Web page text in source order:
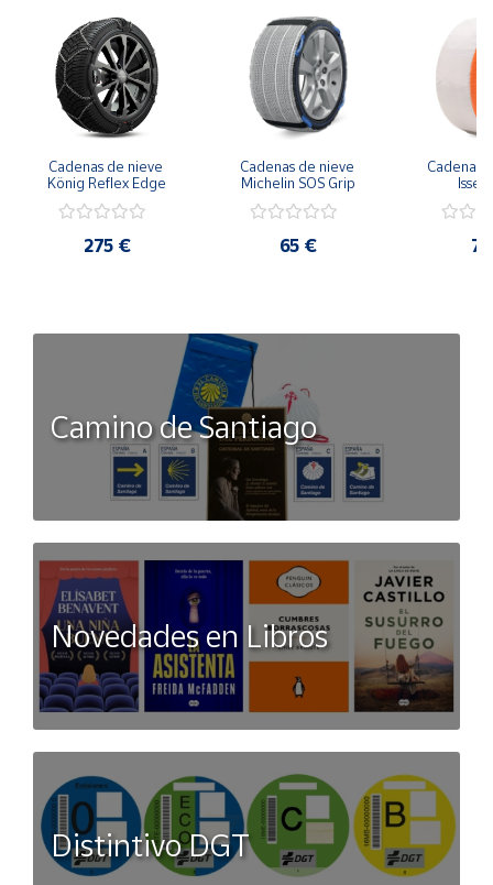
Cadenas de nieve
König Reflex Edge
275 €
Cadenas de nieve
Michelin SOS Grip
65 €
Cadena
Isse
Camino de Santiago
Novedades en Libros
Distintivo DGT